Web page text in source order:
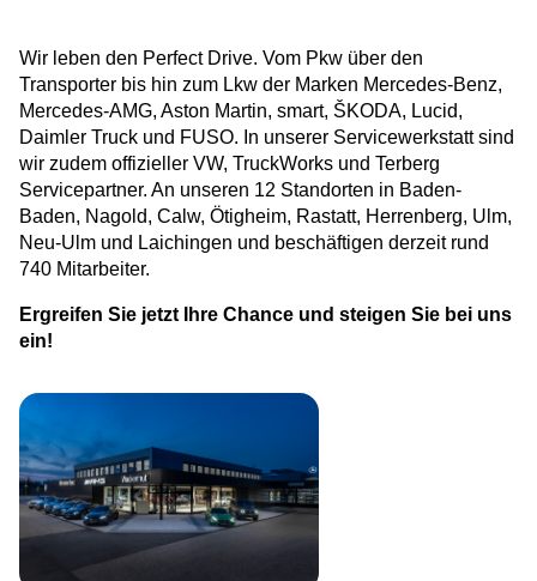
Wir leben den Perfect Drive. Vom Pkw über den
Transporter bis hin zum Lkw der Marken Mercedes-Benz,
Mercedes-AMG, Aston Martin, smart, ŠKODA, Lucid,
Daimler Truck und FUSO. In unserer Servicewerkstatt sind
wir zudem offizieller VW, TruckWorks und Terberg
Servicepartner. An unseren 12 Standorten in Baden-
Baden, Nagold, Calw, Ötigheim, Rastatt, Herrenberg, Ulm,
Neu-Ulm und Laichingen und beschäftigen derzeit rund
740 Mitarbeiter.
Ergreifen Sie jetzt Ihre Chance und steigen Sie bei uns
ein!